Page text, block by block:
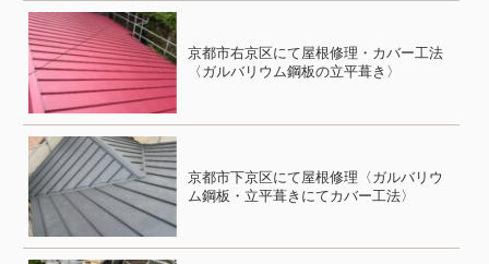
京都市右京区にて屋根修理・カバー工法
〈ガルバリウム鋼板の立平葺き〉
京都市下京区にて屋根修理〈ガルバリウ
ム鋼板・立平葺きにてカバー工法〉